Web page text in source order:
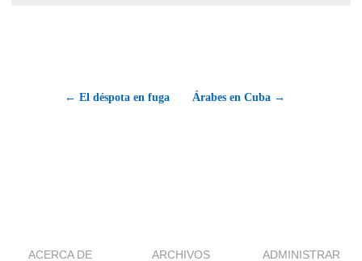
← El déspota en fuga Árabes en Cuba →
ACERCA DE ARCHIVOS ADMINISTRAR